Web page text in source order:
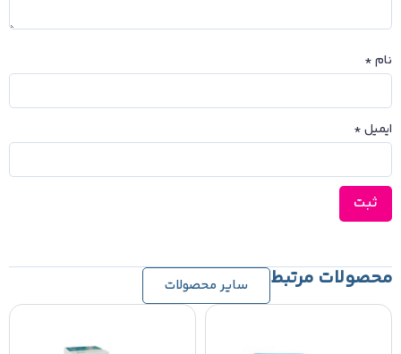
نام*
ایمیل*
محصولات مرتبط سایر محصولات